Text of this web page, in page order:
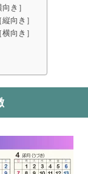
き］
向き］
向き］